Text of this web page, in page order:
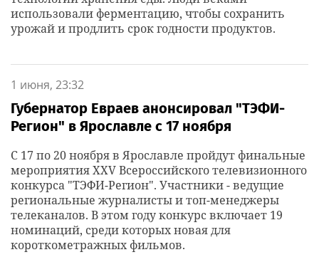
использовали ферментацию, чтобы сохранить
урожай и продлить срок годности продуктов.
1 июня, 23:32
Губернатор Евраев анонсировал "ТЭФИ-
Регион" в Ярославле с 17 ноября
С 17 по 20 ноября в Ярославле пройдут финальные
мероприятия XXV Всероссийского телевизионного
конкурса "ТЭФИ-Регион". Участники - ведущие
региональные журналисты и топ-менеджеры
телеканалов. В этом году конкурс включает 19
номинаций, среди которых новая для
короткометражных фильмов.